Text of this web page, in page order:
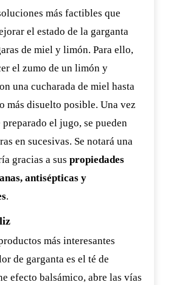
más factibles que
el estado de la garganta
de miel y limón. Para ello,
el zumo de un limón y
una cucharada de miel hasta
más disuelto posible. Una vez
preparado el jugo, se pueden
en sucesivas. Se notará una
gracias a sus propiedades
antisépticas y
.
más interesantes
de garganta es el té de
efecto balsámico, abre las vías